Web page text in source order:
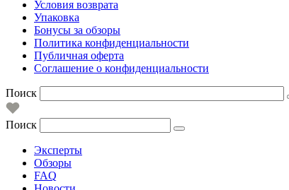
Условия возврата
Упаковка
Бонусы за обзоры
Политика конфиденциальности
Публичная оферта
Соглашение о конфиденциальности
Поиск
Поиск
Эксперты
Обзоры
FAQ